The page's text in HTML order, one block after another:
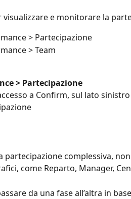
visualizzare e monitorare la
> Partecipazione
> Team
> Partecipazione
a Confirm, sul lato
partecipazione complessiva,
come Reparto, Manager,
da una fase all’altra in